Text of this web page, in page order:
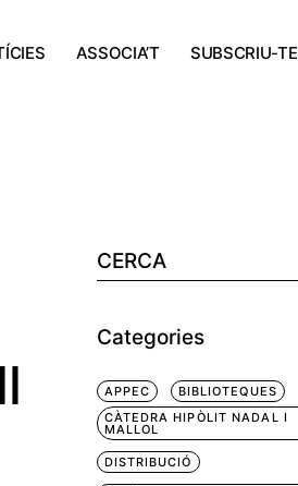
ASSOCIA’T SUBSCRIU-TE
Categories
APPEC
BIBLIOTEQUES
CÀTEDRA HIPÒLIT NADAL I
MALLOL
DISTRIBUCIÓ